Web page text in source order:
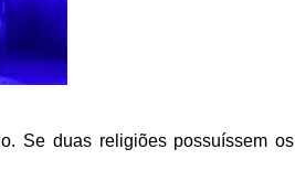
Se duas religiões possuíssem os